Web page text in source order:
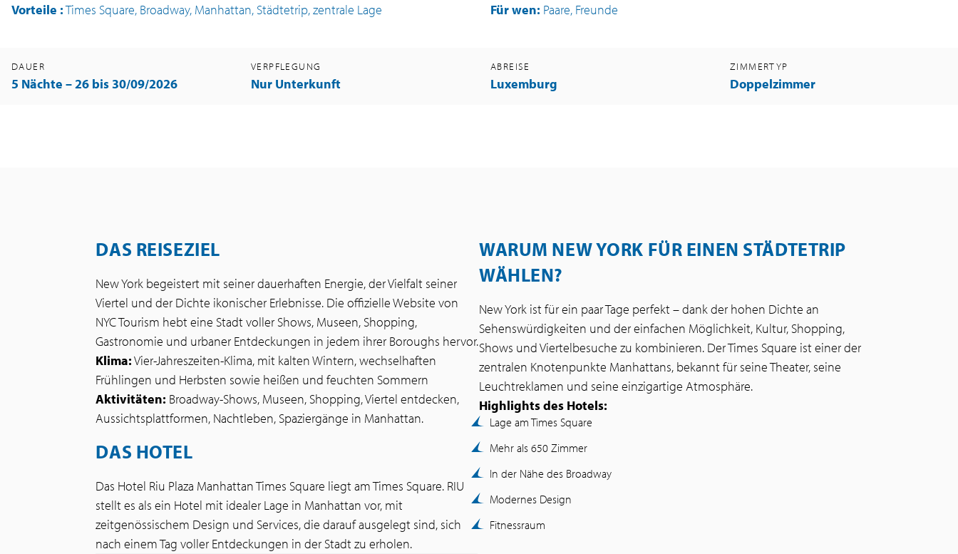
Vorteile :Times Square, Broadway, Manhattan, Städtetrip, zentrale Lage Für wen: Paare, Freunde
DAUER
5 Nächte – 26 bis 30/09/2026
VERPFLEGUNG
Nur Unterkunft
ABREISE
Luxemburg
ZIMMERTYP
Doppelzimmer
DAS REISEZIEL
New York begeistert mit seiner dauerhaften Energie, der Vielfalt seiner
Viertel und der Dichte ikonischer Erlebnisse. Die offizielle Website von
NYC Tourism hebt eine Stadt voller Shows, Museen, Shopping,
Gastronomie und urbaner Entdeckungen in jedem ihrer Boroughs hervor.
Klima:Vier-Jahreszeiten-Klima, mit kalten Wintern, wechselhaften
Frühlingen und Herbsten sowie heißen und feuchten Sommern
Aktivitäten: Broadway-Shows, Museen, Shopping, Viertel entdecken,
Aussichtsplattformen, Nachtleben, Spaziergänge in Manhattan.
DAS HOTEL
Das Hotel Riu Plaza Manhattan Times Square liegt am Times Square. RIU
stellt es als ein Hotel mit idealer Lage in Manhattan vor, mit
zeitgenössischem Design und Services, die darauf ausgelegt sind, sich
nach einem Tag voller Entdeckungen in der Stadt zu erholen.
WARUM NEW YORK FÜR EINEN STÄDTETRIP
WÄHLEN?
New York ist für ein paar Tage perfekt – dank der hohen Dichte an
Sehenswürdigkeiten und der einfachen Möglichkeit, Kultur, Shopping,
Shows und Viertelbesuche zu kombinieren. Der Times Square ist einer der
zentralen Knotenpunkte Manhattans, bekannt für seine Theater, seine
Leuchtreklamen und seine einzigartige Atmosphäre.
Highlights des Hotels:
Lage am Times Square
Mehr als 650 Zimmer
In der Nähe des Broadway
Modernes Design
Fitnessraum